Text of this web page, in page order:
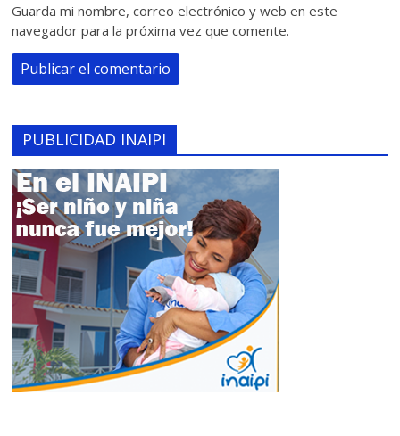
Guarda mi nombre, correo electrónico y web en este
navegador para la próxima vez que comente.
PUBLICIDAD INAIPI